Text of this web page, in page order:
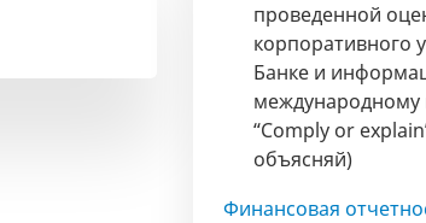
проведенной
корпоративного
Банке и
международному
“Comply or
объясняй)
Финансовая